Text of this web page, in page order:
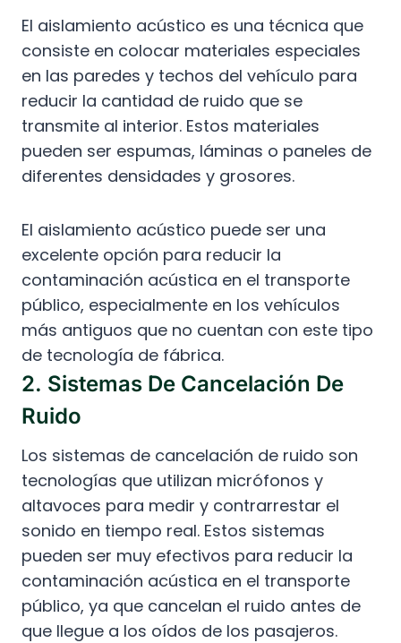
El aislamiento acústico es una técnica que
consiste en colocar materiales especiales
en las paredes y techos del vehículo para
reducir la cantidad de ruido que se
transmite al interior. Estos materiales
pueden ser espumas, láminas o paneles de
diferentes densidades y grosores.
El aislamiento acústico puede ser una
excelente opción para reducir la
contaminación acústica en el transporte
público, especialmente en los vehículos
más antiguos que no cuentan con este tipo
de tecnología de fábrica.
2. Sistemas De Cancelación De
Ruido
Los sistemas de cancelación de ruido son
tecnologías que utilizan micrófonos y
altavoces para medir y contrarrestar el
sonido en tiempo real. Estos sistemas
pueden ser muy efectivos para reducir la
contaminación acústica en el transporte
público, ya que cancelan el ruido antes de
que llegue a los oídos de los pasajeros.